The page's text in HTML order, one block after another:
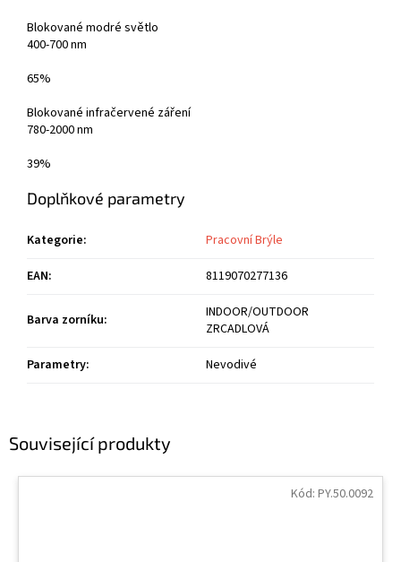
Související produkty
Kód: PY.50.0092
Blokované modré světlo
400-700 nm
65%
Blokované infračervené záření
780-2000 nm
39%
Doplňkové parametry
Kategorie:
Pracovní Brýle
EAN: 8119070277136
Barva zorníku:
INDOOR/OUTDOOR
ZRCADLOVÁ
Parametry: Nevodivé